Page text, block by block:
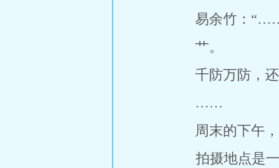
易余竹：
艹。
千防万防，还
……
周末的下午，
拍摄地点是一